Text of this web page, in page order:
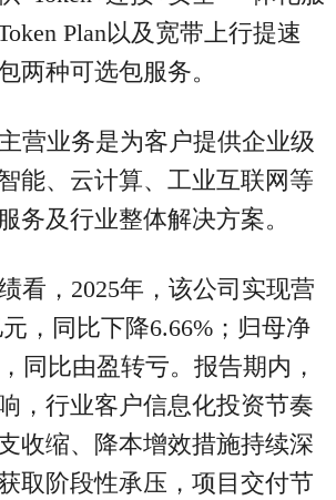
Plan以及宽带上行提速
两种可选包服务。
营业务是为客户提供企业级
能、云计算、工业互联网等
务及行业整体解决方案。
看，2025年，该公司实现营
，同比下降6.66%；归母净
同比由盈转亏。报告期内，
，行业客户信息化投资节奏
收缩、降本增效措施持续深
取阶段性承压，项目交付节